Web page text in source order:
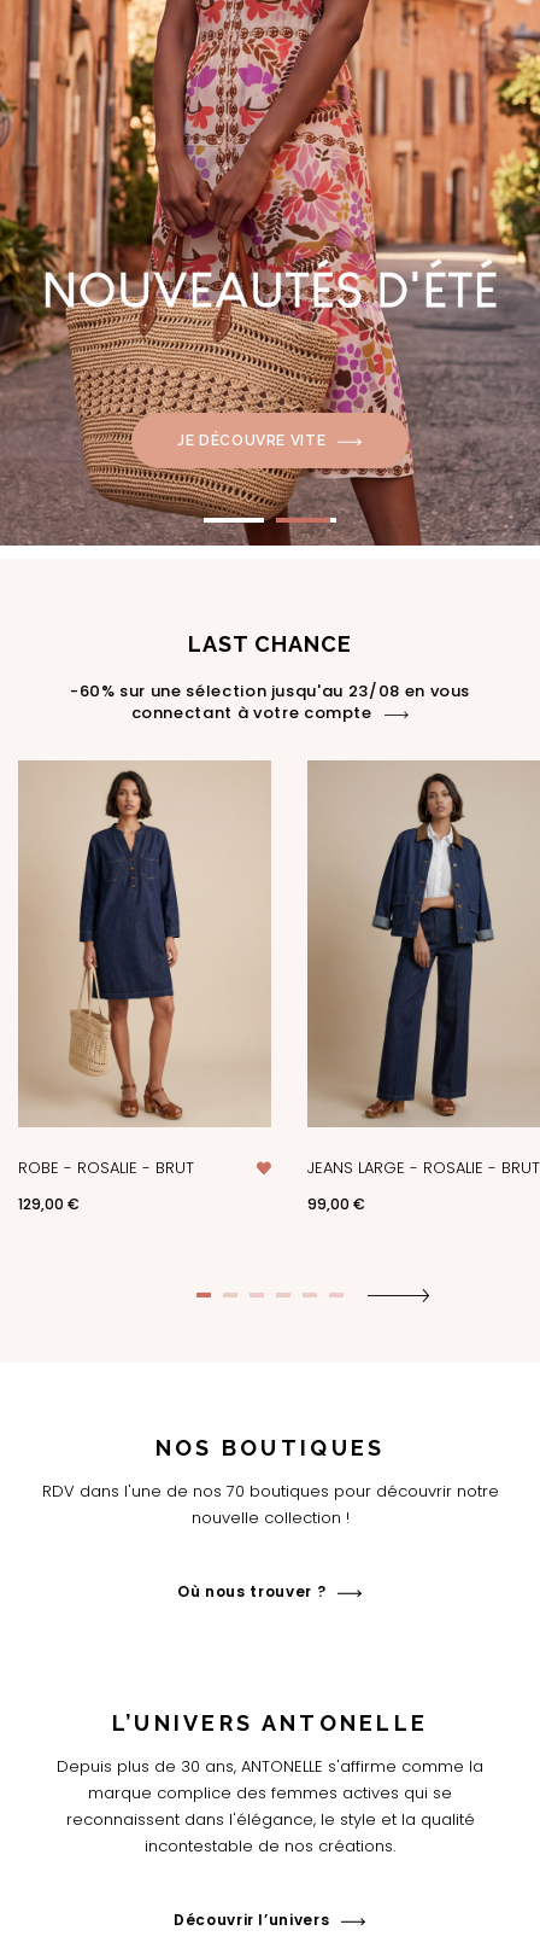
JE DÉCOUVRE VITE
LAST CHANCE
-60% sur une sélection jusqu'au 23/08 en vous
connectant à votre compte
ROBE - ROSALIE - BRUT
Prix
129,00 €
JEANS LARGE - ROSALIE - BRUT
Prix
99,00 €
NOS BOUTIQUES
RDV dans l'une de nos 70 boutiques pour découvrir notre
nouvelle collection !
Où nous trouver ?
L’UNIVERS ANTONELLE
Depuis plus de 30 ans, ANTONELLE s'affirme comme la
marque complice des femmes actives qui se
reconnaissent dans l'élégance, le style et la qualité
incontestable de nos créations.
Découvrir l’univers